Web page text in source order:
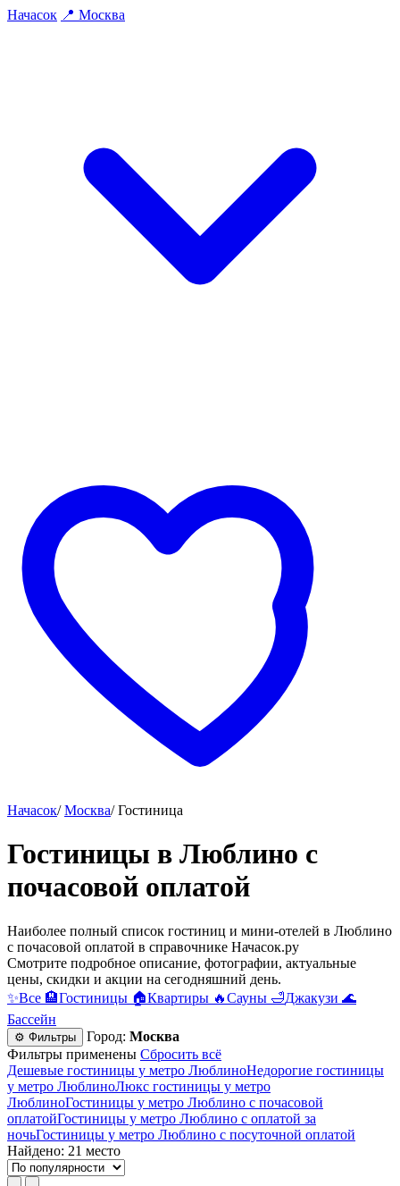
Начасок 📍 Москва
Начасок/ Москва/ Гостиница
Гостиницы в Люблино c
почасовой оплатой
Наиболее полный список гостиниц и мини-отелей в Люблино
c почасовой оплатой в справочнике Начасок.ру
Смотрите подробное описание, фотографии, актуальные
цены, скидки и акции на сегодняшний день.
✨Все 🏨Гостиницы 🏠Квартиры 🔥Сауны 🛁Джакузи 🌊
Бассейн
⚙ Фильтры Город: Москва
Фильтры применены Сбросить всё
Дешевые гостиницы у метро ЛюблиноНедорогие гостиницы
у метро ЛюблиноЛюкс гостиницы у метро
ЛюблиноГостиницы у метро Люблино c почасовой
оплатойГостиницы у метро Люблино с оплатой за
ночьГостиницы у метро Люблино c посуточной оплатой
Найдено: 21 место